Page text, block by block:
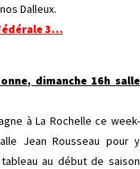
Dalleux.
3…
dimanche 16h salle
à La Rochelle ce week-
Jean Rousseau pour y
au début de saison